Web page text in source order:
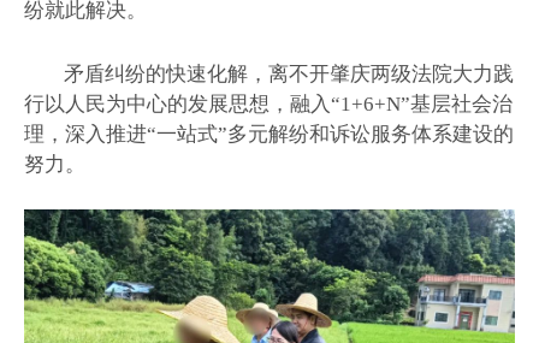
纷就此解决。
矛盾纠纷的快速化解，离不开肇庆两级法院大力践
行以人民为中心的发展思想，融入“1+6+N”基层社会治
理，深入推进“一站式”多元解纷和诉讼服务体系建设的
努力。